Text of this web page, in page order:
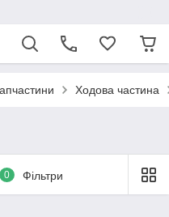
Ходова частина
0 Фільтри